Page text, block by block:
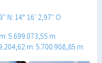
N: 14° 16′ 2,97″ O
5.699.073,55 m
m: 5.700.908,85 m